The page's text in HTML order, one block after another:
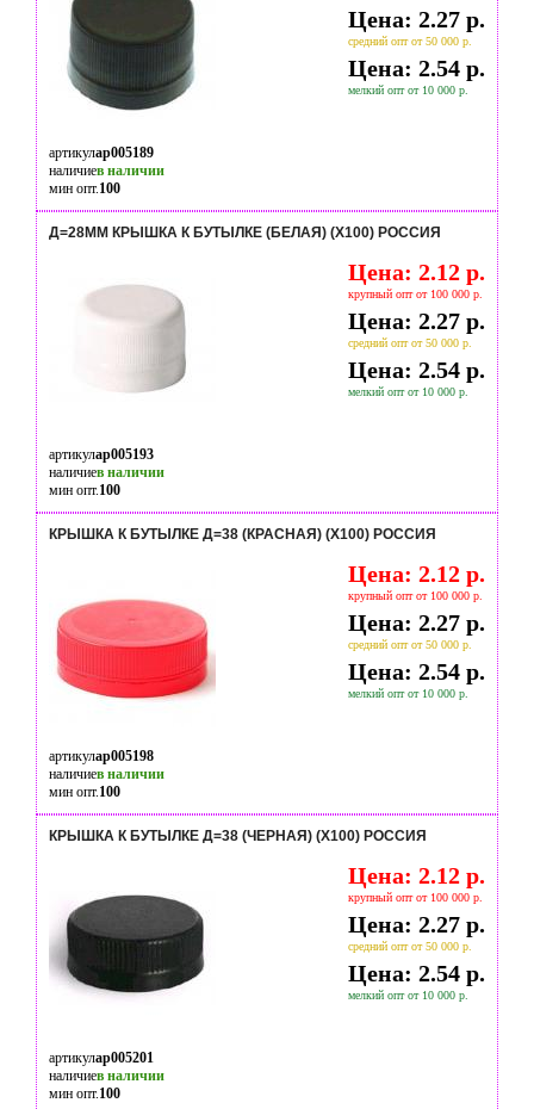
Цена: 2.27 р.
средний опт от 50 000 р.
Цена: 2.54 р.
мелкий опт от 10 000 р.
артикулap005189
наличиев наличии
мин опт.100
Д=28ММ КРЫШКА К БУТЫЛКЕ (БЕЛАЯ) (Х100) РОССИЯ
Цена: 2.12 р.
крупный опт от 100 000 р.
Цена: 2.27 р.
средний опт от 50 000 р.
Цена: 2.54 р.
мелкий опт от 10 000 р.
артикулap005193
наличиев наличии
мин опт.100
КРЫШКА К БУТЫЛКЕ Д=38 (КРАСНАЯ) (Х100) РОССИЯ
Цена: 2.12 р.
крупный опт от 100 000 р.
Цена: 2.27 р.
средний опт от 50 000 р.
Цена: 2.54 р.
мелкий опт от 10 000 р.
артикулap005198
наличиев наличии
мин опт.100
КРЫШКА К БУТЫЛКЕ Д=38 (ЧЕРНАЯ) (Х100) РОССИЯ
Цена: 2.12 р.
крупный опт от 100 000 р.
Цена: 2.27 р.
средний опт от 50 000 р.
Цена: 2.54 р.
мелкий опт от 10 000 р.
артикулap005201
наличиев наличии
мин опт.100